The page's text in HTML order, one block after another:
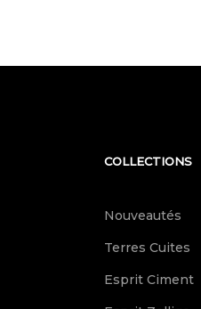
COLLECTIONS
Nouveautés
Terres Cuites
Esprit Ciment